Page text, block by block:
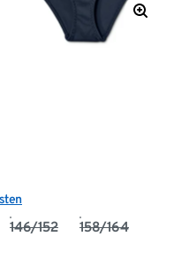
146/152 158/164